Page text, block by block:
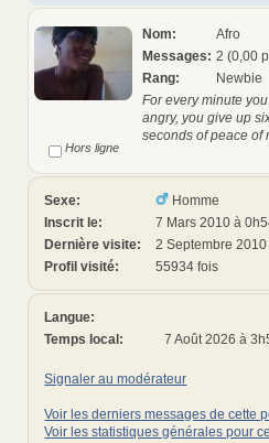
Hors ligne
Nom:
Afro
Messages: 2 (0,00
Rang:
Newbie
For every minute
angry, you give up
seconds of peace of
Sexe:
Homme
Inscrit le:
7 Mars 2010 à
Dernière visite:
2 Septembre
Profil visité:
55934 fois
Langue:
Temps local:
7 Août 2026 à
Signaler au modérateur
Voir les derniers messages de cette
Voir les statistiques générales pour